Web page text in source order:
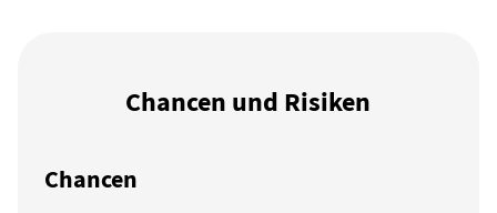
Chancen und Risiken
Chancen